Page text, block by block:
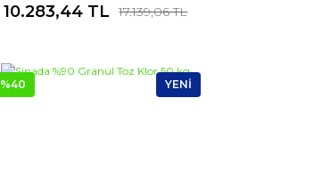
10.283,44 TL 17.139,06 TL
%40 YENİ